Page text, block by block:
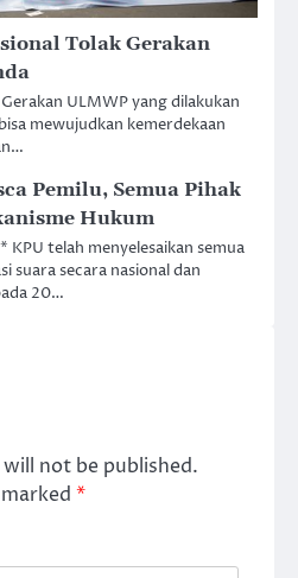
Tolak Gerakan
ULMWP yang dilakukan
mewujudkan kemerdekaan
Pemilu, Semua Pihak
Hukum
telah menyelesaikan semua
suara secara nasional dan
20…
not be published.
*